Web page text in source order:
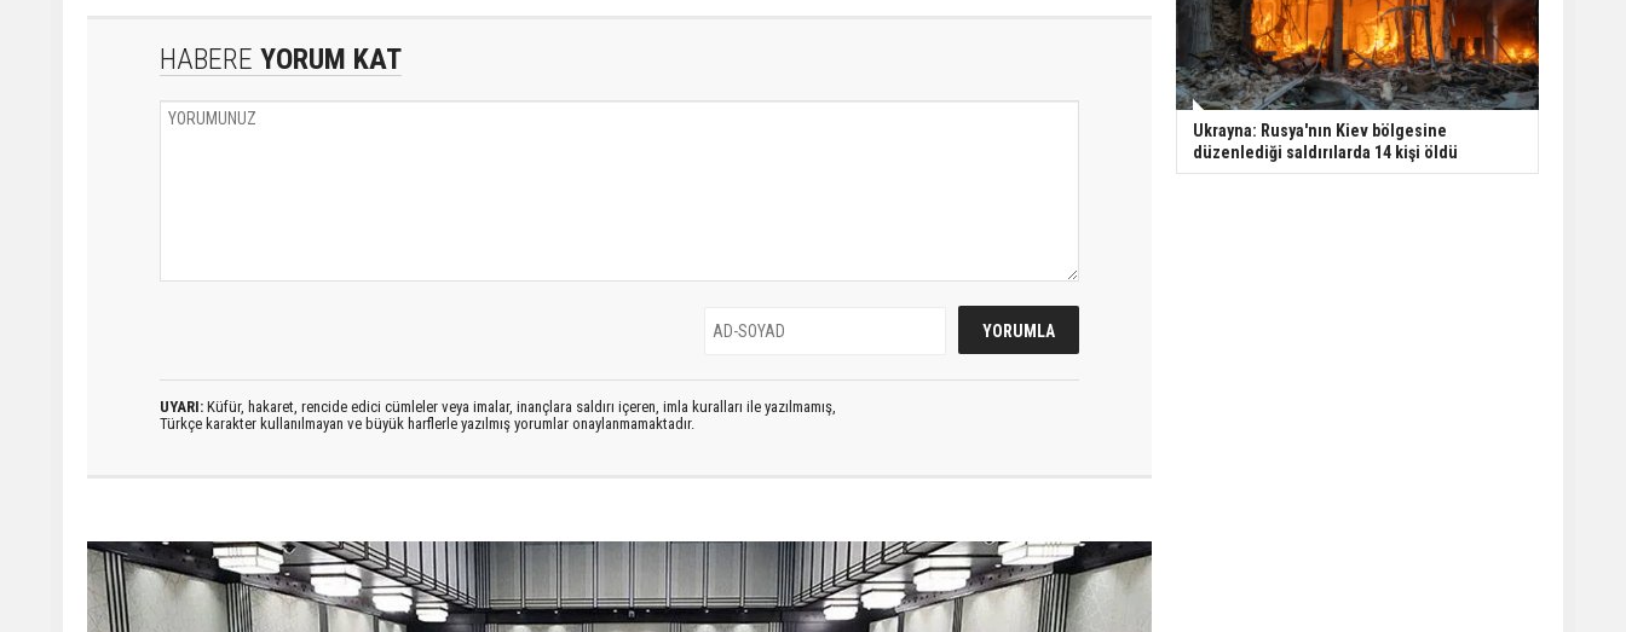
HABERE YORUM KAT
UYARI: Küfür, hakaret, rencide edici cümleler veya imalar, inançlara saldırı içeren, imla kuralları ile yazılmamış,
Türkçe karakter kullanılmayan ve büyük harflerle yazılmış yorumlar onaylanmamaktadır.
Ukrayna: Rusya'nın Kiev bölgesine
düzenlediği saldırılarda 14 kişi öldü